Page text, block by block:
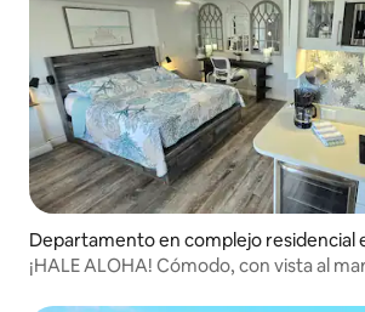
Departamento en complejo residencial
u
¡HALE ALOHA! Cómodo, con vista al